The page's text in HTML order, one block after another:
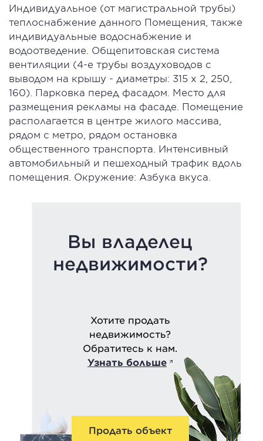
Индивидуальное (от магистральной трубы)
теплоснабжение данного Помещения, также
индивидуальные водоснабжение и
водоотведение. Общепитовская система
вентиляции (4-е трубы воздуховодов с
выводом на крышу - диаметры: 315 х 2, 250,
160). Парковка перед фасадом. Место для
размещения рекламы на фасаде. Помещение
располагается в центре жилого массива,
рядом с метро, рядом остановка
общественного транспорта. Интенсивный
автомобильный и пешеходный трафик вдоль
помещения. Окружение: Азбука вкуса.
Вы владелец
недвижимости?
Хотите продать
недвижимость?
Обратитесь к нам.
Узнать больше
Продать объект